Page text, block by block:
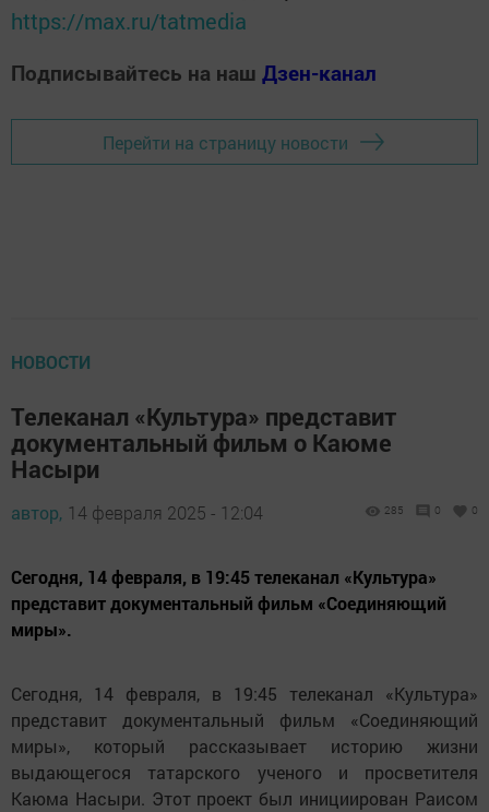
https://max.ru/tatmedia
Подписывайтесь на наш Дзен-канал
Перейти на страницу новости
НОВОСТИ
Телеканал «Культура» представит
документальный фильм о Каюме
Насыри
автор, 14 февраля 2025 - 12:04 285 0 0
Сегодня, 14 февраля, в 19:45 телеканал «Культура»
представит документальный фильм «Соединяющий
миры».
Сегодня, 14 февраля, в 19:45 телеканал «Культура»
представит документальный фильм «Соединяющий
миры», который рассказывает историю жизни
выдающегося татарского ученого и просветителя
Каюма Насыри. Этот проект был инициирован Раисом